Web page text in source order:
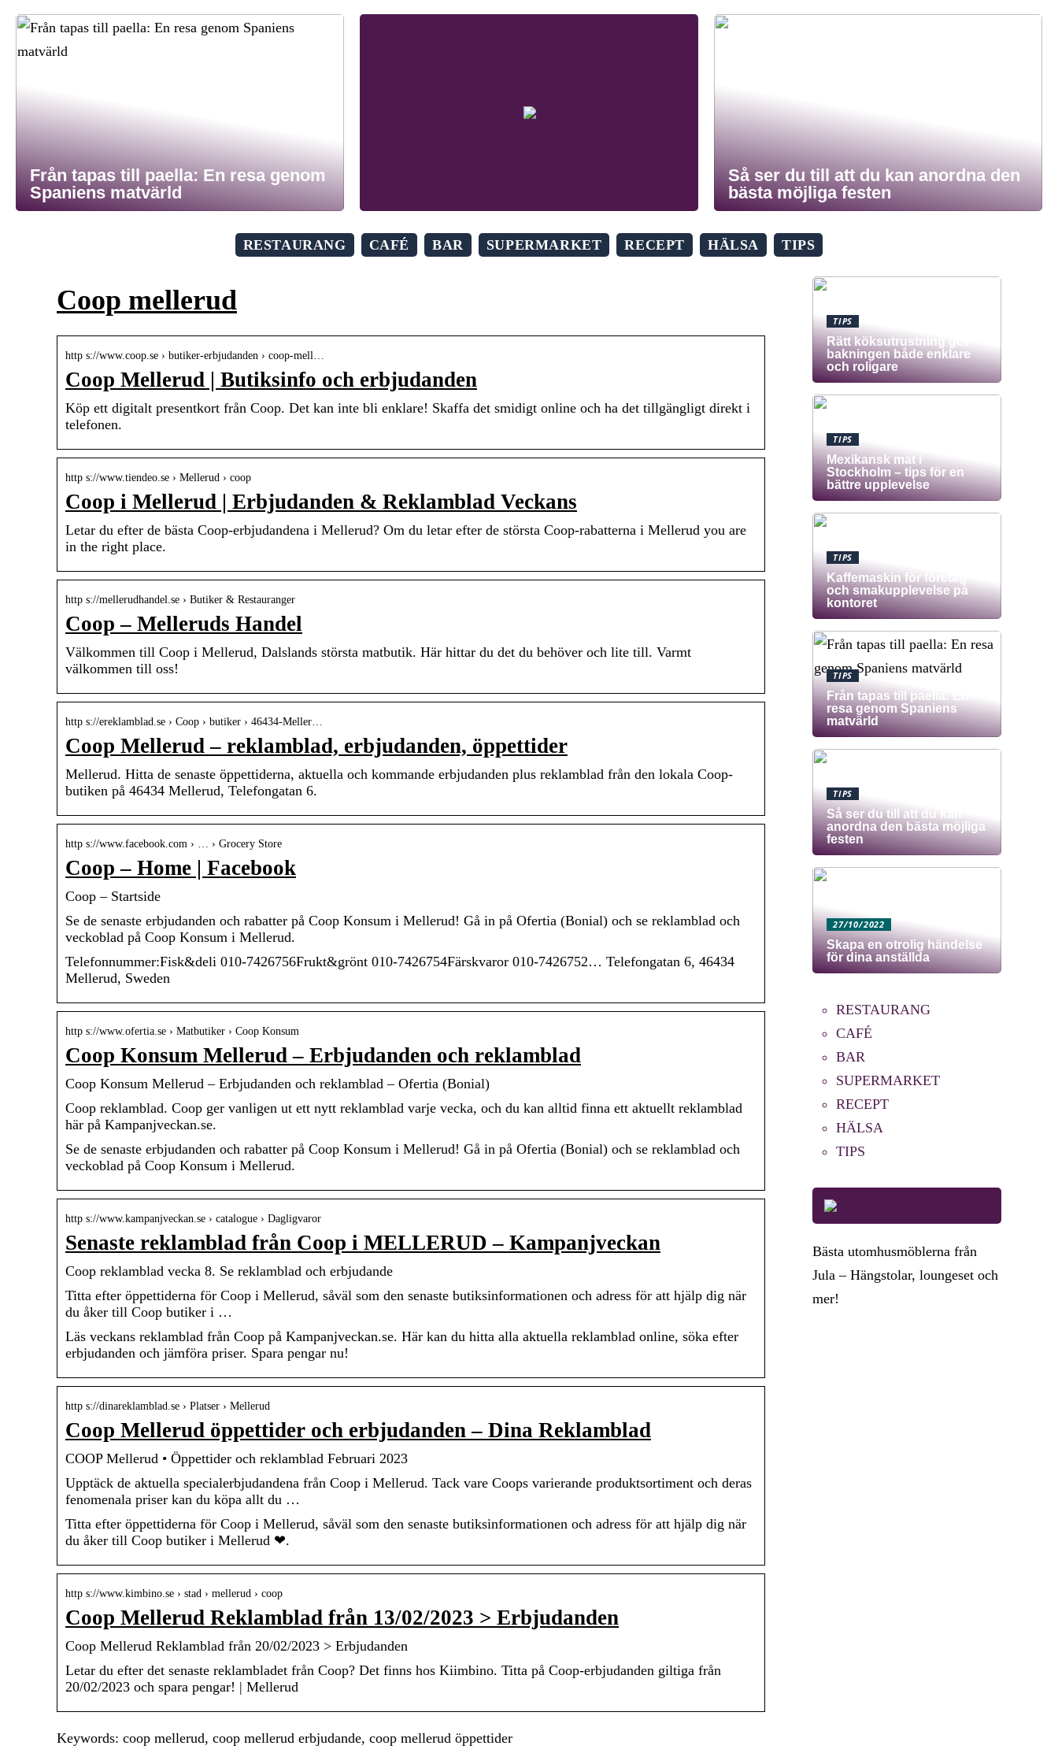
Från tapas till paella: En resa genom
Spaniens matvärld
Så ser du till att du kan anordna den
bästa möjliga festen
RESTAURANG CAFÉ BAR SUPERMARKET RECEPT HÄLSA TIPS
Coop mellerud
http s://www.coop.se › butiker-erbjudanden › coop-mell…
Coop Mellerud | Butiksinfo och erbjudanden
Köp ett digitalt presentkort från Coop. Det kan inte bli enklare! Skaffa det smidigt online och ha det tillgängligt direkt i
telefonen.
http s://www.tiendeo.se › Mellerud › coop
Coop i Mellerud | Erbjudanden & Reklamblad Veckans
Letar du efter de bästa Coop-erbjudandena i Mellerud? Om du letar efter de största Coop-rabatterna i Mellerud you are
in the right place.
http s://mellerudhandel.se › Butiker & Restauranger
Coop – Melleruds Handel
Välkommen till Coop i Mellerud, Dalslands största matbutik. Här hittar du det du behöver och lite till. Varmt
välkommen till oss!
http s://ereklamblad.se › Coop › butiker › 46434-Meller…
Coop Mellerud – reklamblad, erbjudanden, öppettider
Mellerud. Hitta de senaste öppettiderna, aktuella och kommande erbjudanden plus reklamblad från den lokala Coop-
butiken på 46434 Mellerud, Telefongatan 6.
http s://www.facebook.com › … › Grocery Store
Coop – Home | Facebook
Coop – Startside
Se de senaste erbjudanden och rabatter på Coop Konsum i Mellerud! Gå in på Ofertia (Bonial) och se reklamblad och
veckoblad på Coop Konsum i Mellerud.
Telefonnummer:Fisk&deli 010-7426756Frukt&grönt 010-7426754Färskvaror 010-7426752… Telefongatan 6, 46434
Mellerud, Sweden
http s://www.ofertia.se › Matbutiker › Coop Konsum
Coop Konsum Mellerud – Erbjudanden och reklamblad
Coop Konsum Mellerud – Erbjudanden och reklamblad – Ofertia (Bonial)
Coop reklamblad. Coop ger vanligen ut ett nytt reklamblad varje vecka, och du kan alltid finna ett aktuellt reklamblad
här på Kampanjveckan.se.
Se de senaste erbjudanden och rabatter på Coop Konsum i Mellerud! Gå in på Ofertia (Bonial) och se reklamblad och
veckoblad på Coop Konsum i Mellerud.
http s://www.kampanjveckan.se › catalogue › Dagligvaror
Senaste reklamblad från Coop i MELLERUD – Kampanjveckan
Coop reklamblad vecka 8. Se reklamblad och erbjudande
Titta efter öppettiderna för Coop i Mellerud, såväl som den senaste butiksinformationen och adress för att hjälp dig när
du åker till Coop butiker i …
Läs veckans reklamblad från Coop på Kampanjveckan.se. Här kan du hitta alla aktuella reklamblad online, söka efter
erbjudanden och jämföra priser. Spara pengar nu!
http s://dinareklamblad.se › Platser › Mellerud
Coop Mellerud öppettider och erbjudanden – Dina Reklamblad
COOP Mellerud • Öppettider och reklamblad Februari 2023
Upptäck de aktuella specialerbjudandena från Coop i Mellerud. Tack vare Coops varierande produktsortiment och deras
fenomenala priser kan du köpa allt du …
Titta efter öppettiderna för Coop i Mellerud, såväl som den senaste butiksinformationen och adress för att hjälp dig när
du åker till Coop butiker i Mellerud ❤.
http s://www.kimbino.se › stad › mellerud › coop
Coop Mellerud Reklamblad från 13/02/2023 > Erbjudanden
Coop Mellerud Reklamblad från 20/02/2023 > Erbjudanden
Letar du efter det senaste reklambladet från Coop? Det finns hos Kiimbino. Titta på Coop-erbjudanden giltiga från
20/02/2023 och spara pengar! | Mellerud
Keywords: coop mellerud, coop mellerud erbjudande, coop mellerud öppettider
TIPS
Rätt köksutrustning gör
bakningen både enklare
och roligare
TIPS
Mexikansk mat i
Stockholm – tips för en
bättre upplevelse
TIPS
Kaffemaskin för företag
och smakupplevelse på
kontoret
TIPS
Från tapas till paella: En
resa genom Spaniens
matvärld
TIPS
Så ser du till att du kan
anordna den bästa möjliga
festen
27/10/2022
Skapa en otrolig händelse
för dina anställda
RESTAURANG
CAFÉ
BAR
SUPERMARKET
RECEPT
HÄLSA
TIPS
Bästa utomhusmöblerna från
Jula – Hängstolar, loungeset och
mer!